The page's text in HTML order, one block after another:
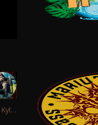
Interview: Kyle Schaefer (Fallujah)